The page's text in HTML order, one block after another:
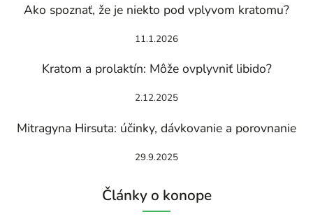
Ako spoznať, že je niekto pod vplyvom kratomu?
11.1.2026
Kratom a prolaktín: Môže ovplyvniť libido?
2.12.2025
Mitragyna Hirsuta: účinky, dávkovanie a porovnanie
29.9.2025
Články o konope